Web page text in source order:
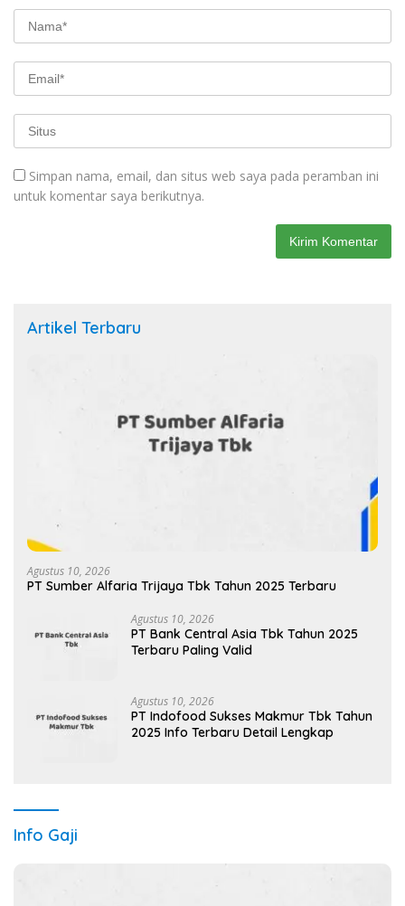
Simpan nama, email, dan situs web saya pada peramban ini
untuk komentar saya berikutnya.
Artikel Terbaru
Agustus 10, 2026
PT Sumber Alfaria Trijaya Tbk Tahun 2025 Terbaru
Agustus 10, 2026
PT Bank Central Asia Tbk Tahun 2025
Terbaru Paling Valid
Agustus 10, 2026
PT Indofood Sukses Makmur Tbk Tahun
2025 Info Terbaru Detail Lengkap
Info Gaji